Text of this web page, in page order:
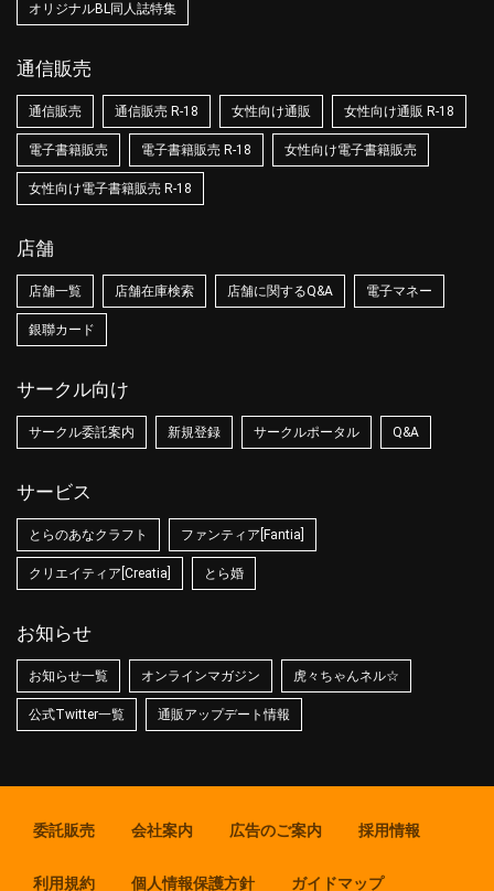
オリジナルBL同人誌特集
通信販売
通信販売 通信販売 R-18 女性向け通販 女性向け通販 R-18
電子書籍販売 電子書籍販売 R-18 女性向け電子書籍販売
女性向け電子書籍販売 R-18
店舗
店舗一覧 店舗在庫検索 店舗に関するQ&A 電子マネー
銀聯カード
サークル向け
サークル委託案内 新規登録 サークルポータル Q&A
サービス
とらのあなクラフト ファンティア[Fantia]
クリエイティア[Creatia] とら婚
お知らせ
お知らせ一覧 オンラインマガジン 虎々ちゃんネル☆
公式Twitter一覧 通販アップデート情報
委託販売 会社案内 広告のご案内 採用情報
利用規約 個人情報保護方針 ガイドマップ